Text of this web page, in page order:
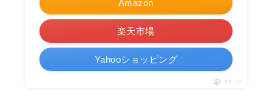
Amazon
楽天市場
Yahooショッピング
ポチップ